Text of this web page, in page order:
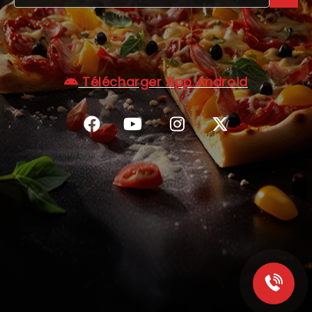
C.G.V
Télécharger App Android